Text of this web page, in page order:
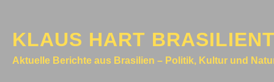
KLAUS HART
Aktuelle Berichte aus Brasilien – Politik, Kultur und